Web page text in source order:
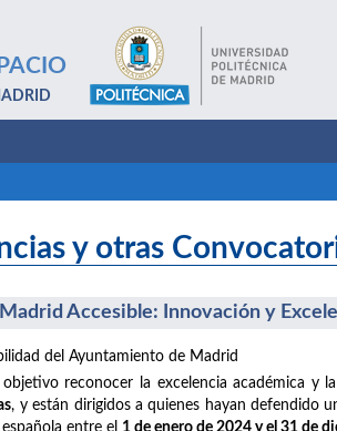
y otras
Accesible: Innovación y
del Ayuntamiento de Madrid
reconocer la excelencia académica y
, y están dirigidos a quienes hayan defendido
entre el 1 de enero de 2024 y el 31 de